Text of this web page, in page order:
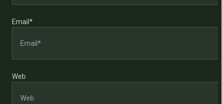
Email*
Web